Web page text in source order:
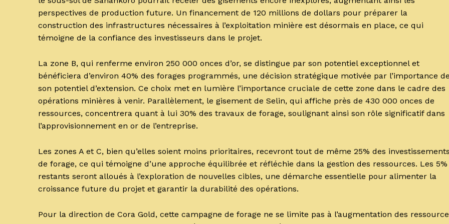
perspectives de production future. Un financement de 120 millions de dollars pour préparer la
construction des infrastructures nécessaires à l’exploitation minière est désormais en place, ce qui
témoigne de la confiance des investisseurs dans le projet.
La zone B, qui renferme environ 250 000 onces d’or, se distingue par son potentiel exceptionnel et
bénéficiera d’environ 40% des forages programmés, une décision stratégique motivée par l’importance de
son potentiel d’extension. Ce choix met en lumière l’importance cruciale de cette zone dans le cadre des
opérations minières à venir. Parallèlement, le gisement de Selin, qui affiche près de 430 000 onces de
ressources, concentrera quant à lui 30% des travaux de forage, soulignant ainsi son rôle significatif dans
l’approvisionnement en or de l’entreprise.
Les zones A et C, bien qu’elles soient moins prioritaires, recevront tout de même 25% des investissements
de forage, ce qui témoigne d’une approche équilibrée et réfléchie dans la gestion des ressources. Les 5%
restants seront alloués à l’exploration de nouvelles cibles, une démarche essentielle pour alimenter la
croissance future du projet et garantir la durabilité des opérations.
Pour la direction de Cora Gold, cette campagne de forage ne se limite pas à l’augmentation des